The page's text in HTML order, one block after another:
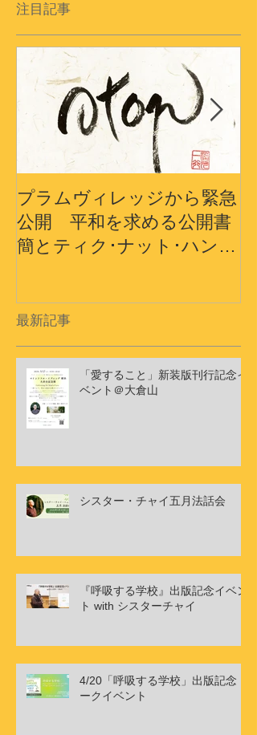
注目記事
プラムヴィレッジから緊急
公開 平和を求める公開書
簡とティク･ナット･ハン師
最新記事
「愛すること」新装版刊行記念イ
ベント＠大倉山
シスター・チャイ五月法話会
『呼吸する学校』出版記念イベン
ト with シスターチャイ
4/20「呼吸する学校」出版記念ト
ークイベント